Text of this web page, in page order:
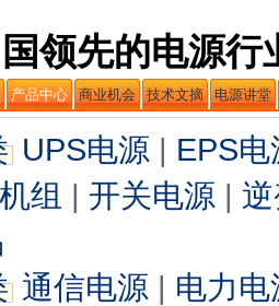
领先的电源行
产品中心 商业机会 技术文摘 电源讲堂
UPS电源 | EPS电
组 | 开关电源 |
通信电源 | 电力电